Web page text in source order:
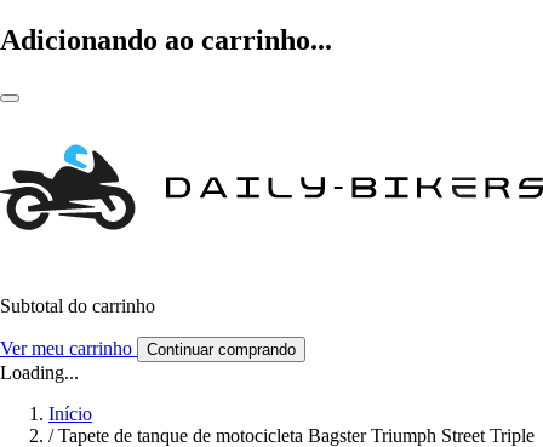
Adicionando ao carrinho...
Subtotal do carrinho
Ver meu carrinho Continuar comprando
Loading...
Início
/ Tapete de tanque de motocicleta Bagster Triumph Street Triple